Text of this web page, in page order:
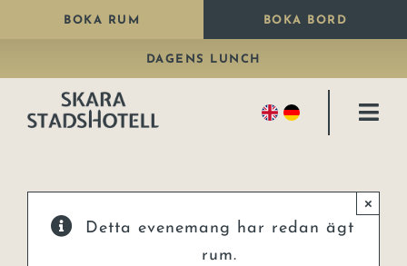
BOKA RUM BOKA BORD
DAGENS LUNCH
Detta evenemang har redan ägt
rum.
×